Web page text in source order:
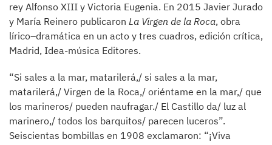
rey Alfonso XIII y Victoria Eugenia. En 2015 Javier Jurado
y María Reinero publicaron La Virgen de la Roca, obra
lírico–dramática en un acto y tres cuadros, edición crítica,
Madrid, Idea-música Editores.
“Si sales a la mar, matarilerá,/ si sales a la mar,
matarilerá,/ Virgen de la Roca,/ oriéntame en la mar,/ que
los marineros/ pueden naufragar./ El Castillo da/ luz al
marinero,/ todos los barquitos/ parecen luceros”.
Seiscientas bombillas en 1908 exclamaron: “¡Viva